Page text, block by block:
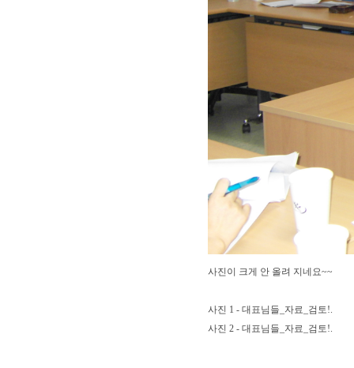
사진이 크게 안 올려 지네요~~
사진 1 - 대표님들_자료_검토!.
사진 2 - 대표님들_자료_검토!.